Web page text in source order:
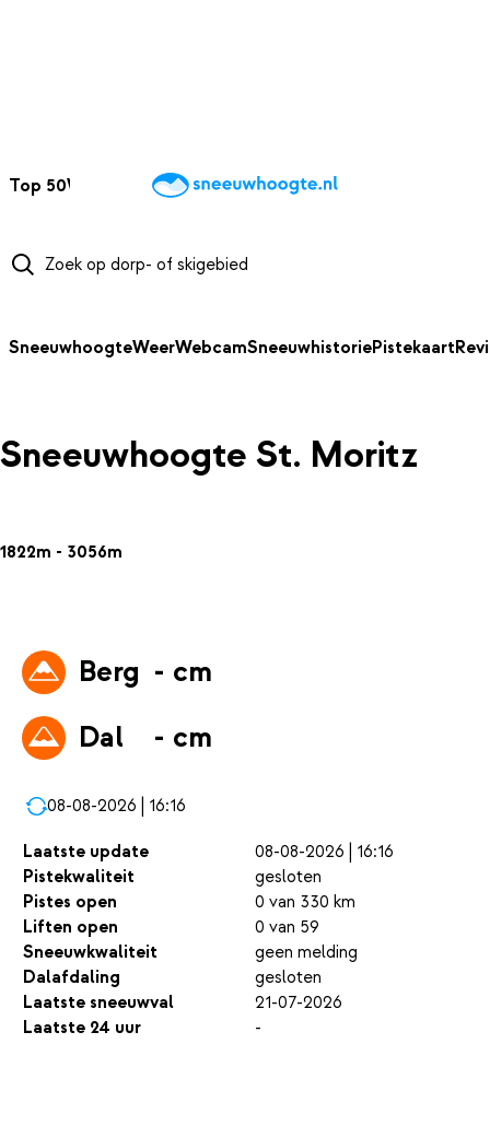
Top 50Webcams WintersportweerKaarten
SneeuwhoogteWeerWebcamSneeuwhistoriePistekaart
Sneeuwhoogte St. Moritz
1822m - 3056m
Berg - cm
Dal
- cm
08-08-2026 | 16:16
Laatste update
08-08-2026 | 16:16
Pistekwaliteit
gesloten
Pistes open
0 van 330 km
Liften open
0 van 59
Sneeuwkwaliteit
geen melding
Dalafdaling
gesloten
Laatste sneeuwval
21-07-2026
Laatste 24 uur
-